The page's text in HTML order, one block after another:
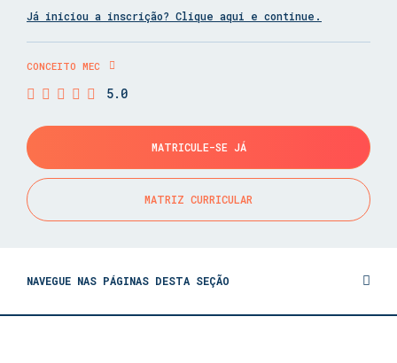
Já iniciou a inscrição? Clique aqui e continue.
CONCEITO MEC
5.0
MATRICULE-SE JÁ
MATRIZ CURRICULAR
NAVEGUE NAS PÁGINAS DESTA SEÇÃO